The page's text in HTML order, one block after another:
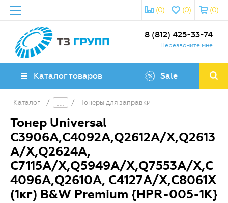
(0)
(0)
(0)
8 (812) 425-33-74
Перезвоните мне
Каталог товаров Sale
Каталог / / Тонеры для заправки
Тонер Universal
C3906A,C4092A,Q2612A/X,Q2613
A/X,Q2624A,
C7115A/X,Q5949A/X,Q7553A/X,C
4096A,Q2610A, C4127A/X,C8061X
(1кг) B&W Premium {HPR-005-1K}